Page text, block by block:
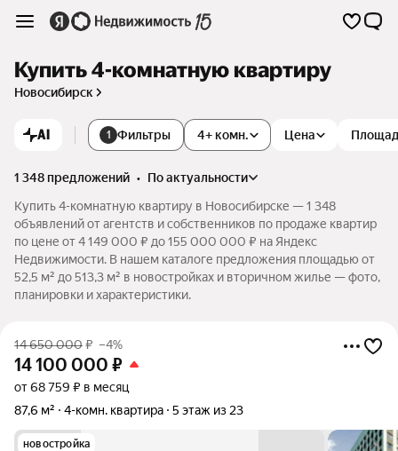
Купить 4-комнатную квартиру
Новосибирск
AI 1 Фильтры 4+ комн. Цена
1 348 предложений •
по актуальности
Купить 4-комнатную квартиру в Новосибирске — 1 348
объявлений от агентств и собственников по продаже квартир
по цене от 4 149 000 ₽ до 155 000 000 ₽ на Яндекс
Недвижимости. В нашем каталоге предложения площадью от
52,5 м² до 513,3 м² в новостройках и вторичном жилье — фото,
планировки и характеристики.
14 650 000₽ –4%
14 100 000 ₽
от 68 759 ₽ в месяц
87,6 м²
4-комн. квартира 5 этаж из 23
новостройка